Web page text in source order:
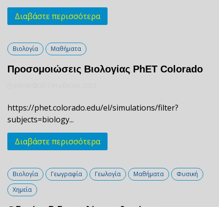
Διαβάστε περισσότερα
Βιολογία Μαθήματα
Προσομοιώσεις Βιολογίας PhET Colorado
https://phet.colorado.edu/el/simulations/filter?
subjects=biology...
Διαβάστε περισσότερα
Βιολογία Γεωγραφία Γεωλογία Μαθήματα
Φυσική
Χημεία